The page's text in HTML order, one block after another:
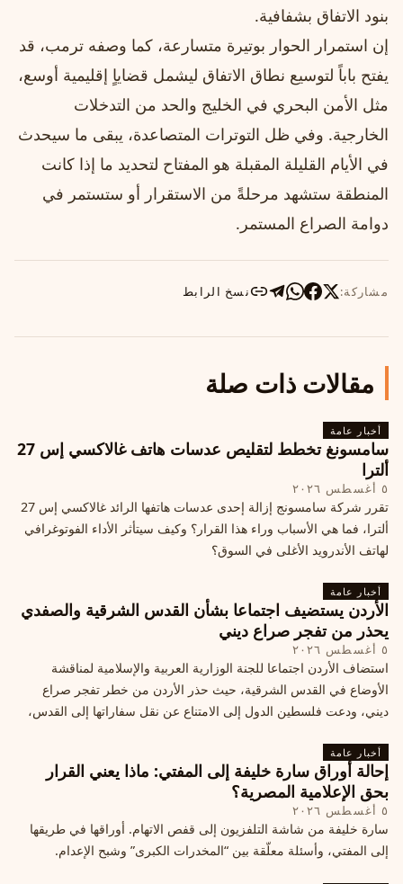
بنود الاتفاق بشفافية.
إن استمرار الحوار بوتيرة متسارعة، كما وصفه ترمب، قد
يفتح باباً لتوسيع نطاق الاتفاق ليشمل قضاياٍ إقليمية أوسع،
مثل الأمن البحري في الخليج والحد من التدخلات
الخارجية. وفي ظل التوترات المتصاعدة، يبقى ما سيحدث
في الأيام القليلة المقبلة هو المفتاح لتحديد ما إذا كانت
المنطقة ستشهد مرحلةً من الاستقرار أو ستستمر في
دوامة الصراع المستمر.
مشاركة: نسخ الرابط
مقالات ذات صلة
أخبار عامة
سامسونغ تخطط لتقليص عدسات هاتف غالاكسي إس 27
ألترا
٥ أغسطس ٢٠٢٦
تقرر شركة سامسونج إزالة إحدى عدسات هاتفها الرائد غالاكسي إس 27
ألترا، فما هي الأسباب وراء هذا القرار؟ وكيف سيتأثر الأداء الفوتوغرافي
لهاتف الأندرويد الأغلى في السوق؟
أخبار عامة
الأردن يستضيف اجتماعا بشأن القدس الشرقية والصفدي
يحذر من تفجر صراع ديني
٥ أغسطس ٢٠٢٦
استضاف الأردن اجتماعا للجنة الوزارية العربية والإسلامية لمناقشة
الأوضاع في القدس الشرقية، حيث حذر الأردن من خطر تفجر صراع
ديني، ودعت فلسطين الدول إلى الامتناع عن نقل سفاراتها إلى القدس،
أخبار عامة
إحالة أوراق سارة خليفة إلى المفتي: ماذا يعني القرار
بحق الإعلامية المصرية؟
٥ أغسطس ٢٠٢٦
سارة خليفة من شاشة التلفزيون إلى قفص الاتهام. أوراقها في طريقها
إلى المفتي، وأسئلة معلّقة بين “المخدرات الكبرى” وشبح الإعدام.